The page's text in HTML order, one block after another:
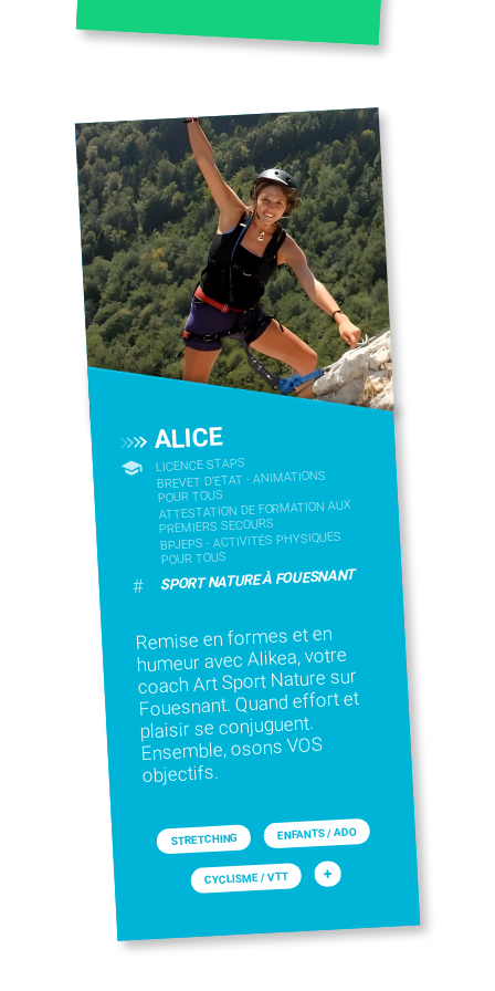
ALICE
LICENCE STAPS
BREVET D'ETAT - ANIMATIONS
POUR TOUS
ATTESTATION DE FORMATION AUX
PREMIERS SECOURS
BPJEPS - ACTIVITÉS PHYSIQUES
POUR TOUS
# SPORT NATURE À FOUESNANT
Remise en formes et en
humeur avec Alikea, votre
coach Art Sport Nature sur
Fouesnant. Quand effort et
plaisir se conjuguent.
Ensemble, osons VOS
objectifs.
STRETCHING ENFANTS / ADO
CYCLISME / VTT +